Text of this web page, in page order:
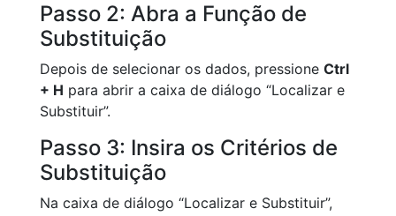
Passo 2: Abra a Função de
Substituição
Depois de selecionar os dados, pressione Ctrl
+ H para abrir a caixa de diálogo “Localizar e
Substituir”.
Passo 3: Insira os Critérios de
Substituição
Na caixa de diálogo “Localizar e Substituir”,